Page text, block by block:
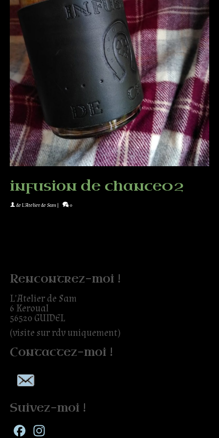
infusion de chance02
deL'Atelier de Sam | 0
Rencontrez-moi !
L’Atelier de Sam
6 Keroual
56520 GUIDEL
(visite sur rdv uniquement)
Contactez-moi !
Suivez-moi !
Facebook